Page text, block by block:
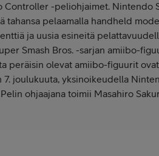
-peliohjaimet. Nintendo
tahansa pelaamalla handheld
ja uusia esineitä
Smash Bros. -sarjan amiibo-
peräisin olevat amiibo-figuurit
7. joulukuuta, yksinoikeudella
ohjaajana toimii Masahiro